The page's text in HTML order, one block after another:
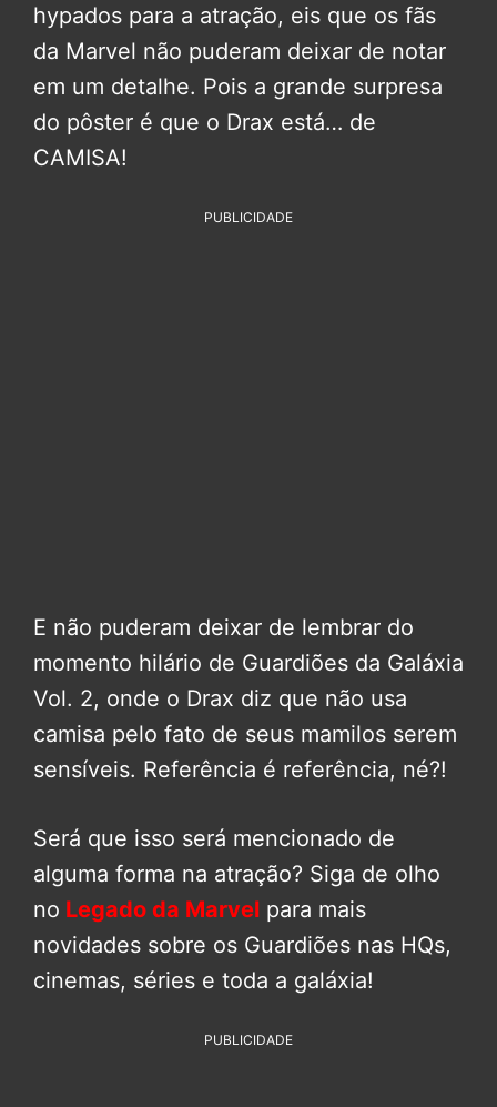
hypados para a atração, eis que os fãs
da Marvel não puderam deixar de notar
em um detalhe. Pois a grande surpresa
do pôster é que o Drax está… de
CAMISA!
PUBLICIDADE
E não puderam deixar de lembrar do
momento hilário de Guardiões da Galáxia
Vol. 2, onde o Drax diz que não usa
camisa pelo fato de seus mamilos serem
sensíveis. Referência é referência, né?!
Será que isso será mencionado de
alguma forma na atração? Siga de olho
no Legado da Marvel para mais
novidades sobre os Guardiões nas HQs,
cinemas, séries e toda a galáxia!
PUBLICIDADE